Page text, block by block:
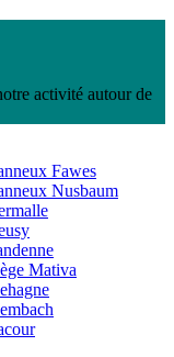
activité autour de
Fawes
Nusbaum
Mativa